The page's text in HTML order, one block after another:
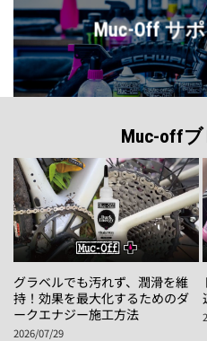
Muc-Off サ
Muc-off
グラベルでも汚れず、潤滑を維
持！効果を最大化するためのダ
ークエナジー施工方法
2026/07/29